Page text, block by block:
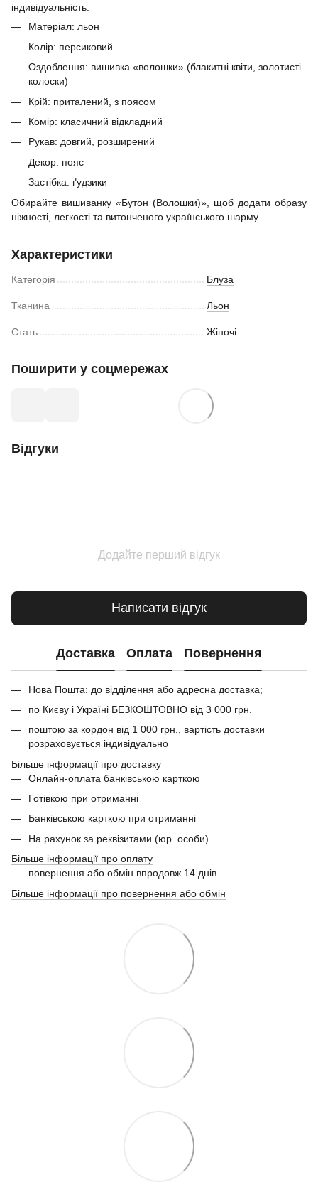
індивідуальність.
Матеріал: льон
Колір: персиковий
Оздоблення: вишивка «волошки» (блакитні квіти, золотисті
колоски)
Крій: приталений, з поясом
Комір: класичний відкладний
Рукав: довгий, розширений
Декор: пояс
Застібка: ґудзики
Обирайте вишиванку «Бутон (Волошки)», щоб додати образу
ніжності, легкості та витонченого українського шарму.
Характеристики
Категорія Блуза
Тканина Льон
Стать Жіночі
Поширити у соцмережах
Відгуки
Додайте перший відгук
Написати відгук
Доставка Оплата Повернення
Нова Пошта: до відділення або адресна доставка;
по Києву і Україні БЕЗКОШТОВНО від 3 000 грн.
поштою за кордон від 1 000 грн., вартість доставки
розраховується індивідуально
Більше інформації про доставку
Онлайн-оплата банківською карткою
Готівкою при отриманні
Банківською карткою при отриманні
На рахунок за реквізитами (юр. особи)
Більше інформації про оплату
повернення або обмін впродовж 14 днів
Більше інформації про повернення або обмін